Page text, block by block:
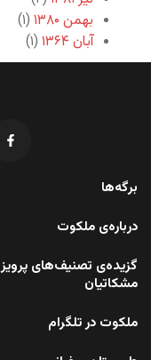
بهمن ۱۳۸۰
(۱)
آبان ۱۳۶۴
(۱)
برگه‌ها
درباره‌ی ملکوت
گزیده‌ی تصنیف‌های پرویز
مشکاتیان
ملکوت در تلگرام